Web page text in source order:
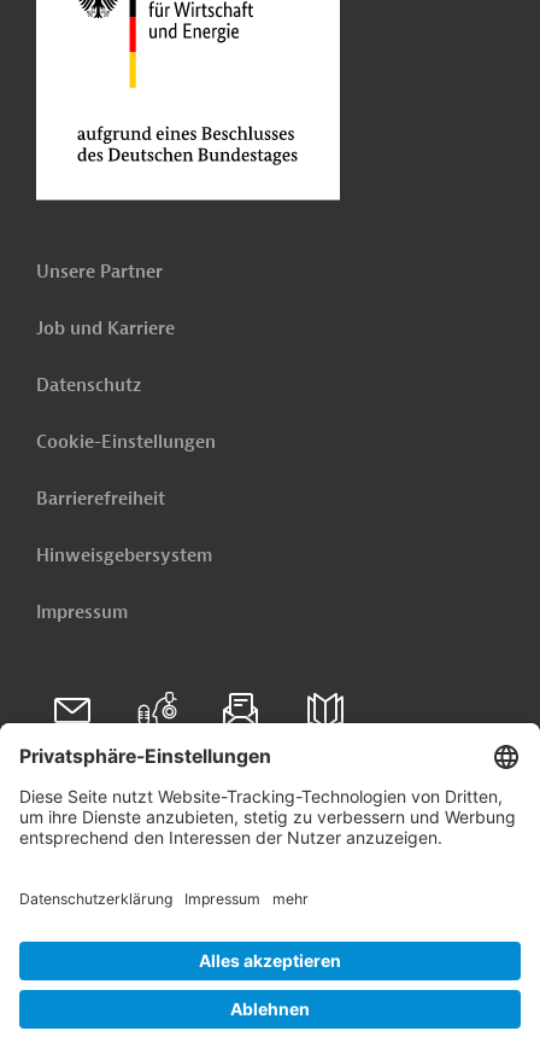
Unsere Partner
Job und Karriere
Datenschutz
Cookie-Einstellungen
Barrierefreiheit
Hinweisgebersystem
Impressum
Folgen Sie uns auf
Linkedin
© 2026 Germany Trade & Invest